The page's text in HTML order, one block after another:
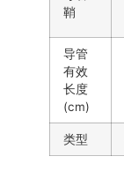
鞘
导管
有效
长度
(cm)
类型